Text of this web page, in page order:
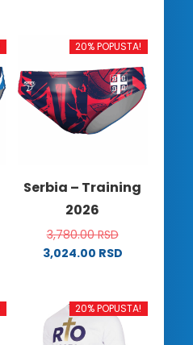
ima
varijanti.
Opcije
mogu
biti
stranici
proizvoda.
20% POPUSTA!
Serbia – Training
2026
3,780.00RSD
3,024.00 RSD
ima
više
20% POPUSTA!